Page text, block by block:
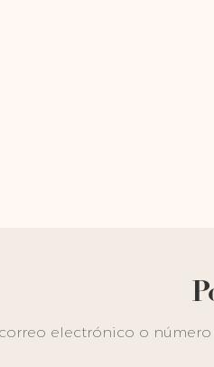
electrónico o